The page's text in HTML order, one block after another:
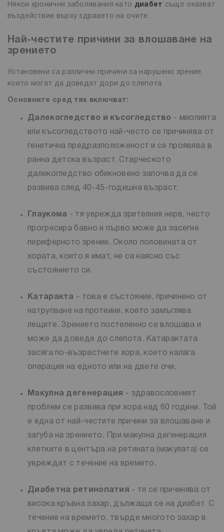
Някои хронични заболявания като диабет също оказват
въздействие върху здравето на очите.
Най-честите причини за влошаване на
зрението
Установени са различни причини за нарушено зрение,
които могат да доведат дори до слепота.
Основните сред тях включват:
Далекогледство и късогледство - миопията
или късогледството най-често се причинява от
генетична предразположеност и се проявява в
ранна детска възраст. Старческото
далекогледство обикновено започва да се
развива след 40-45-годишна възраст.
Глаукома - тя уврежда зрителния нерв, често
прогресира бавно и първо може да засегне
периферното зрение. Около половината от
хората, които я имат, не са наясно със
състоянието си.
Катаракта - това е състояние, причинено от
натрупване на протеини, което замъглява
лещите. Зрението постепенно се влошава и
може да доведе до слепота. Катарактата
засяга по-възрастните хора, което налага
операция на едното или на двете очи.
Макулна дегенерация - здравословният
проблем се развива при хора над 60 години. Той
е една от най-честите причини за влошаване и
загуба на зрението. При макулна дегенерация
клетките в центъра на ретината (макулата) се
увреждат с течение на времето.
Диабетна ретинопатия - тя се причинява от
висока кръвна захар, дължаща се на диабет. С
течение на времето, твърде многото захар в